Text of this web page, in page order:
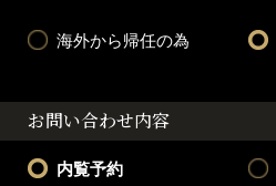
海外から帰任の為
お問い合わせ内容
内覧予約